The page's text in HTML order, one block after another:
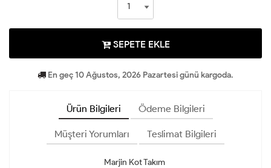
SEPETE EKLE
En geç 10 Ağustos, 2026 Pazartesi günü kargoda.
Ürün Bilgileri Ödeme Bilgileri
Müşteri Yorumları Teslimat Bilgileri
Marjin Kot Takım